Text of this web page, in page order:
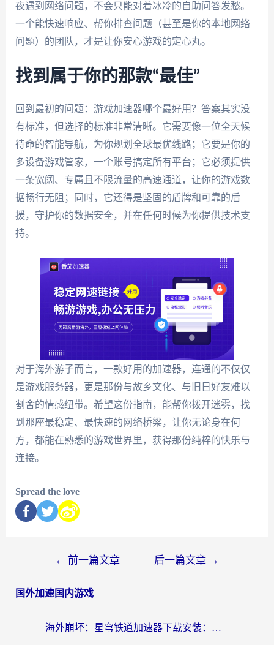
夜遇到网络问题，不会只能对着冰冷的自助问答发愁。
一个能快速响应、帮你排查问题（甚至是你的本地网络
问题）的团队，才是让你安心游戏的定心丸。
找到属于你的那款“最佳”
回到最初的问题：游戏加速器哪个最好用？答案其实没
有标准，但选择的标准非常清晰。它需要像一位全天候
待命的智能导航，为你规划全球最优线路；它要是你的
多设备游戏管家，一个账号搞定所有平台；它必须提供
一条宽阔、专属且不限流量的高速通道，让你的游戏数
据畅行无阻；同时，它还得是坚固的盾牌和可靠的后
援，守护你的数据安全，并在任何时候为你提供技术支
持。
对于海外游子而言，一款好用的加速器，连通的不仅仅
是游戏服务器，更是那份与故乡文化、与旧日好友难以
割舍的情感纽带。希望这份指南，能帮你拨开迷雾，找
到那座最稳定、最快速的网络桥梁，让你无论身在何
方，都能在熟悉的游戏世界里，获得那份纯粹的快乐与
连接。
Spread the love
← 前一篇文章 后一篇文章 →
国外加速国内游戏
海外崩坏：星穹铁道加速器下载安装：一份给游子的终极网络指南